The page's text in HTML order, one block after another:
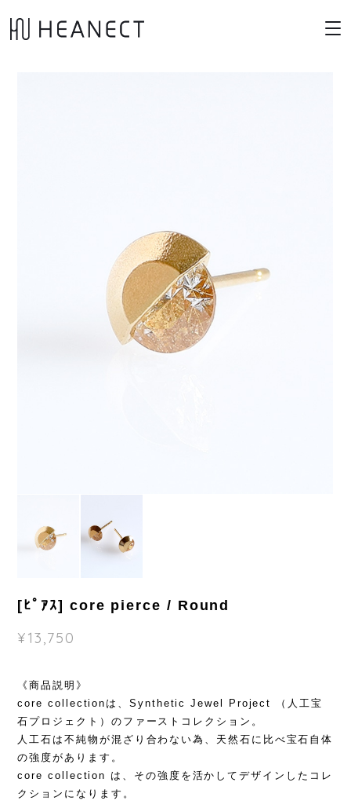
[ﾋﾟｱｽ] core pierce / Round
¥13,750
《商品説明》
core collectionは、Synthetic Jewel Project （人工宝
石プロジェクト）のファーストコレクション。
人工石は不純物が混ざり合わない為、天然石に比べ宝石自体
の強度があります。
core collection は、その強度を活かしてデザインしたコレ
クションになります。